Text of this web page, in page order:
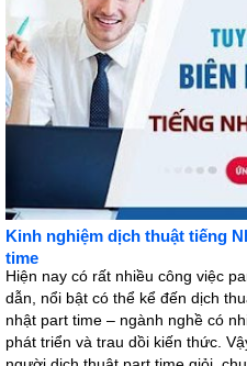
Kinh nghiệm dịch thuật tiếng
time
Hiện nay có rất nhiều công việc
dẫn, nổi bật có thể kể đến dịch
nhật part time – ngành nghề có
phát triển và trau dồi kiến thức.